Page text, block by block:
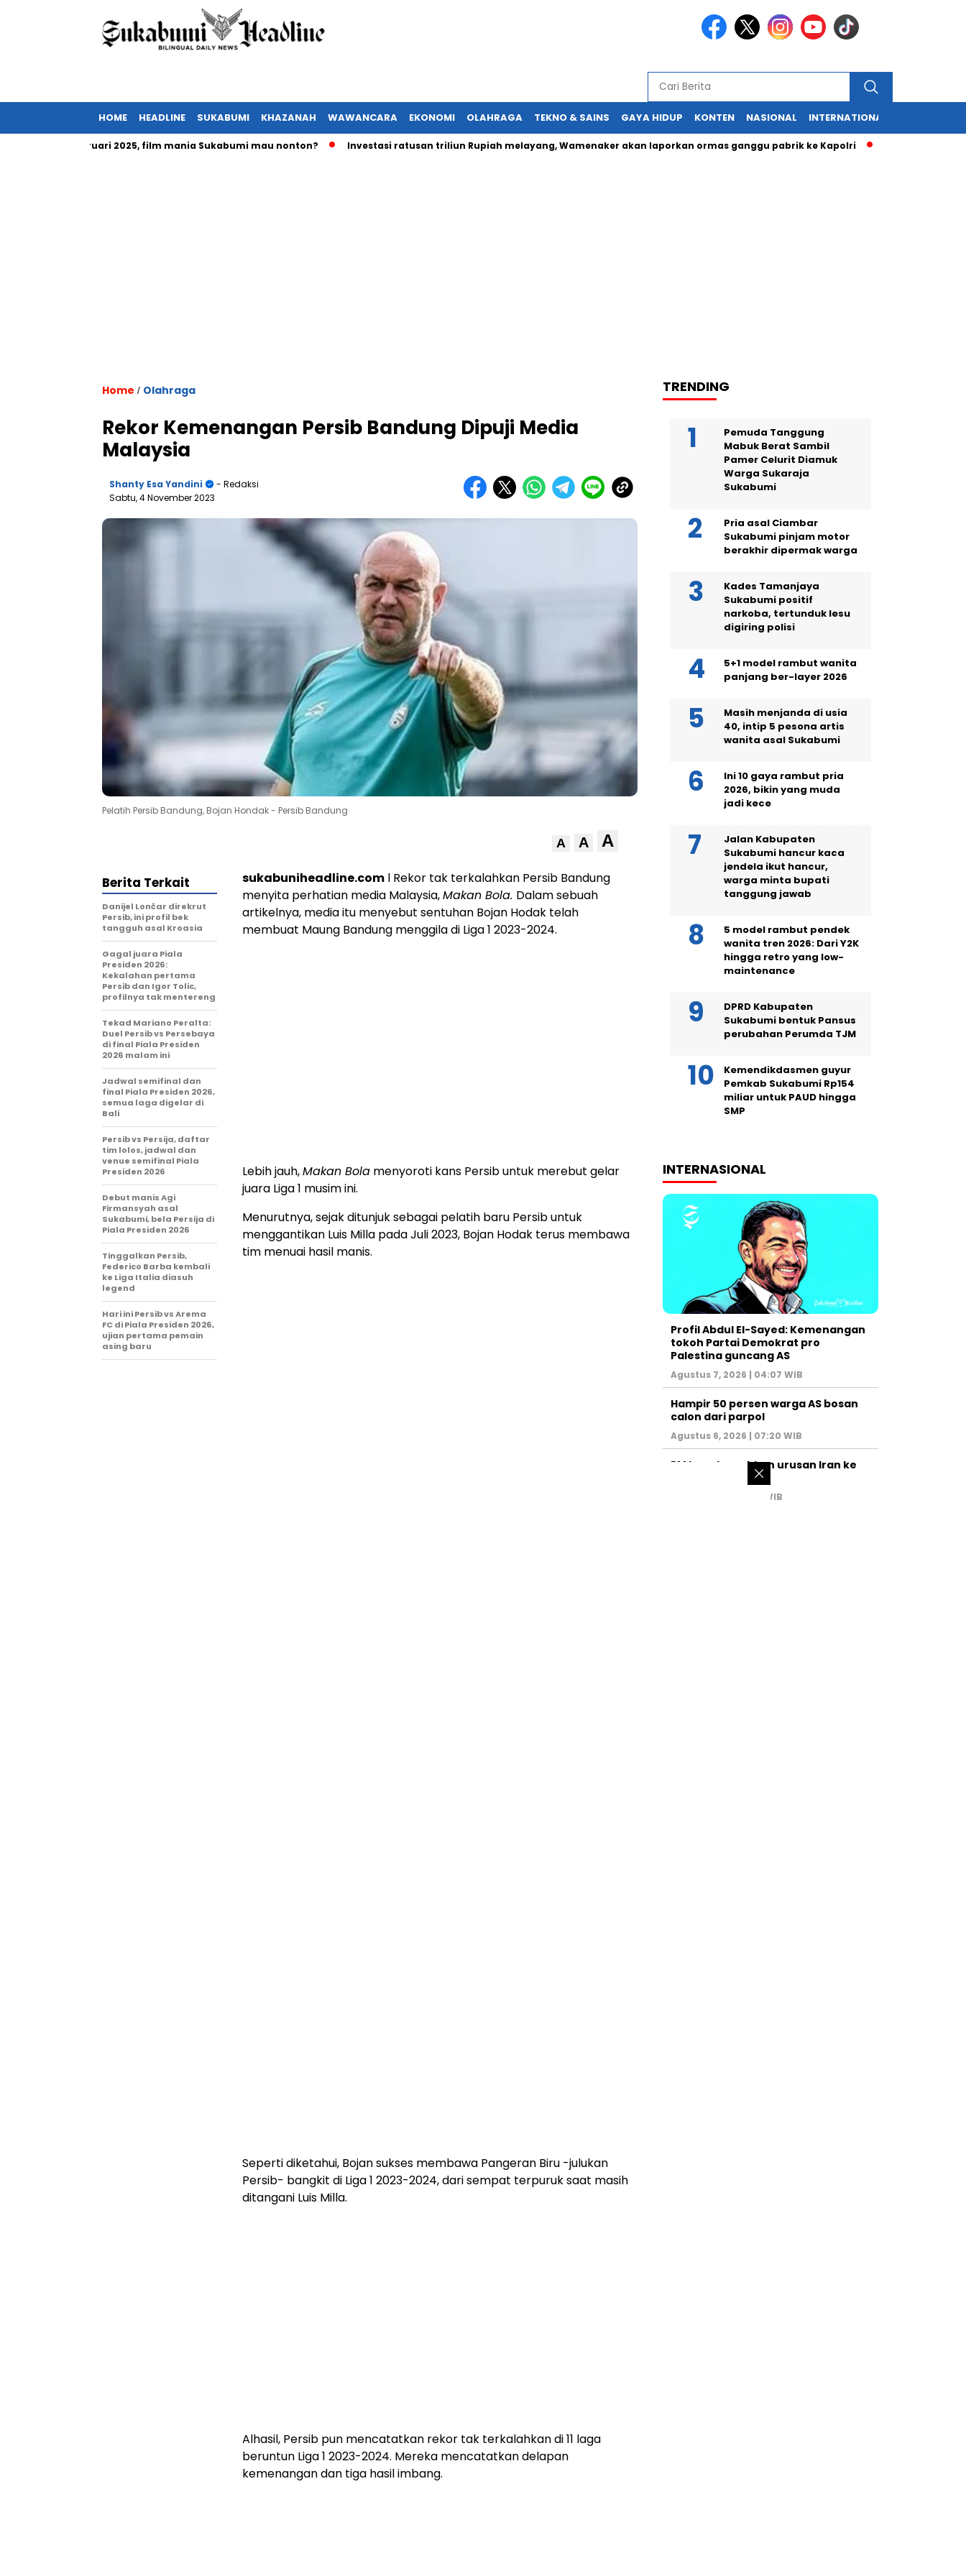
HOME HEADLINE SUKABUMI KHAZANAH WAWANCARA EKONOMI OLAHRAGA TEKNO & SAINS GAYA HIDUP KONTEN NASIONAL INTERNATIONAL
Februari 2025, film mania Sukabumi mau nonton? Investasi ratusan triliun Rupiah melayang, Wamenaker akan laporkan ormas ganggu pabrik ke Kapolri Cabup dan Cawali
Home / Olahraga
Rekor Kemenangan Persib Bandung Dipuji Media
Malaysia
Shanty Esa Yandini
- Redaksi
Sabtu, 4 November 2023
Pelatih Persib Bandung, Bojan Hondak - Persib Bandung
A A A
sukabuniheadline.com l Rekor tak terkalahkan Persib Bandung
menyita perhatian media Malaysia,Makan Bola. Dalam sebuah
artikelnya, media itu menyebut sentuhan Bojan Hodak telah
membuat Maung Bandung menggila di Liga 1 2023-2024.
Lebih jauh,Makan Bola menyoroti kans Persib untuk merebut gelar
juara Liga 1 musim ini.
Menurutnya, sejak ditunjuk sebagai pelatih baru Persib untuk
menggantikan Luis Milla pada Juli 2023, Bojan Hodak terus membawa
tim menuai hasil manis.
Seperti diketahui, Bojan sukses membawa Pangeran Biru -julukan
Persib- bangkit di Liga 1 2023-2024, dari sempat terpuruk saat masih
ditangani Luis Milla.
Alhasil, Persib pun mencatatkan rekor tak terkalahkan di 11 laga
beruntun Liga 1 2023-2024. Mereka mencatatkan delapan
kemenangan dan tiga hasil imbang.
Berita Terkait
Danijel Lončar direkrut
Persib, ini profil bek
tangguh asal Kroasia
Gagal juara Piala
Presiden 2026:
Kekalahan pertama
Persib dan Igor Tolic,
profilnya tak mentereng
Tekad Mariano Peralta:
Duel Persib vs Persebaya
di final Piala Presiden
2026 malam ini
Jadwal semifinal dan
final Piala Presiden 2026,
semua laga digelar di
Bali
Persib vs Persija, daftar
tim lolos, jadwal dan
venue semifinal Piala
Presiden 2026
Debut manis Agi
Firmansyah asal
Sukabumi, bela Persija di
Piala Presiden 2026
Tinggalkan Persib,
Federico Barba kembali
ke Liga Italia diasuh
legend
Hari ini Persib vs Arema
FC di Piala Presiden 2026,
ujian pertama pemain
asing baru
TRENDING
Pemuda Tanggung
Mabuk Berat Sambil
Pamer Celurit Diamuk
Warga Sukaraja
Sukabumi
Pria asal Ciambar
Sukabumi pinjam motor
berakhir dipermak warga
Kades Tamanjaya
Sukabumi positif
narkoba, tertunduk lesu
digiring polisi
5+1 model rambut wanita
panjang ber-layer 2026
Masih menjanda di usia
40, intip 5 pesona artis
wanita asal Sukabumi
Ini 10 gaya rambut pria
2026, bikin yang muda
jadi kece
Jalan Kabupaten
Sukabumi hancur kaca
jendela ikut hancur,
warga minta bupati
tanggung jawab
5 model rambut pendek
wanita tren 2026: Dari Y2K
hingga retro yang low-
maintenance
DPRD Kabupaten
Sukabumi bentuk Pansus
perubahan Perumda TJM
Kemendikdasmen guyur
Pemkab Sukabumi Rp154
miliar untuk PAUD hingga
SMP
INTERNASIONAL
Profil Abdul El-Sayed: Kemenangan
tokoh Partai Demokrat pro
Palestina guncang AS
Agustus 7, 2026 | 04:07 WIB
Hampir 50 persen warga AS bosan
calon dari parpol
Agustus 6, 2026 | 07:20 WIB
PM Israel serahkan urusan Iran ke
Juli 31, 2026 | 02:47 WIB